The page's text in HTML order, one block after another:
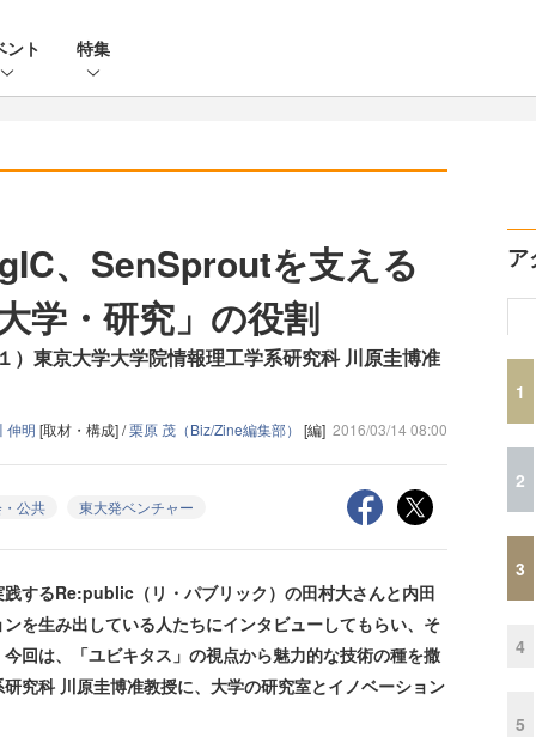
ント 特集
、SenSproutを支える
学・研究」の役割
）東京大学大学院情報理工学系研究科 川原圭博准
伸明 [取材・構成] /栗原 茂（Biz/Zine編集部） [編] 2016/03/14 08:00
公共 東大発ベンチャー
するRe:public（リ・パブリック）の田村大さんと内田
を生み出している人たちにインタビューしてもらい、そ
回は、「ユビキタス」の視点から魅力的な技術の種を撒
究科 川原圭博准教授に、大学の研究室とイノベーション
ア
1
2
3
4
5